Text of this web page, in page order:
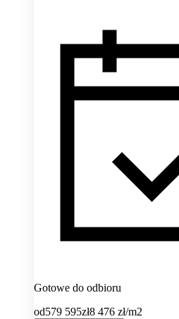
Gotowe do odbioru
od579 595zł8 476 zł/m2